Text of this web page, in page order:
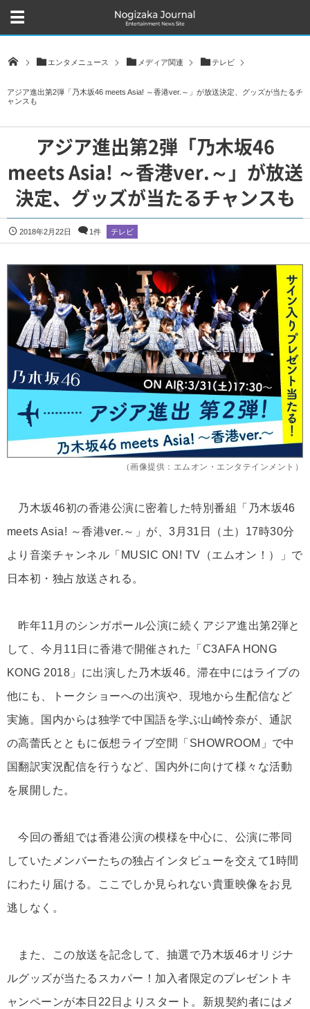
エンタメニュース メディア関連 テレビ
アジア進出第2弾「乃木坂46 meets Asia! ～香港ver.～」が放送決定、グッズが当たるチ
ャンスも
アジア進出第2弾「乃木坂46
meets Asia! ～香港ver.～」が放送
決定、グッズが当たるチャンスも
2018年2月22日 1件 テレビ
（画像提供：エムオン・エンタテインメント）
乃木坂46初の香港公演に密着した特別番組「乃木坂46
meets Asia! ～香港ver.～」が、3月31日（土）17時30分
より音楽チャンネル「MUSIC ON! TV（エムオン！）」で
日本初・独占放送される。
昨年11月のシンガポール公演に続くアジア進出第2弾と
して、今月11日に香港で開催された「C3AFA HONG
KONG 2018」に出演した乃木坂46。滞在中にはライブの
他にも、トークショーへの出演や、現地から生配信など
実施。国内からは独学で中国語を学ぶ山崎怜奈が、通訳
の高蕾氏とともに仮想ライブ空間「SHOWROOM」で中
国翻訳実況配信を行うなど、国内外に向けて様々な活動
を展開した。
今回の番組では香港公演の模様を中心に、公演に帯同
していたメンバーたちの独占インタビューを交えて1時間
にわたり届ける。ここでしか見られない貴重映像をお見
逃しなく。
また、この放送を記念して、抽選で乃木坂46オリジナ
ルグッズが当たるスカパー！加入者限定のプレゼントキ
ャンペーンが本日22日よりスタート。新規契約者にはメ